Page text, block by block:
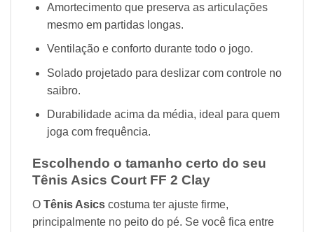
Amortecimento que preserva as articulações
mesmo em partidas longas.
Ventilação e conforto durante todo o jogo.
Solado projetado para deslizar com controle no
saibro.
Durabilidade acima da média, ideal para quem
joga com frequência.
Escolhendo o tamanho certo do seu
Tênis Asics Court FF 2 Clay
O Tênis Asics costuma ter ajuste firme,
principalmente no peito do pé. Se você fica entre